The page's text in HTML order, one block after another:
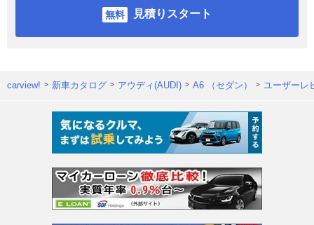
見積りスタート
carview! 新車カタログ アウディ(AUDI) A6 （セダン） ユーザーレ